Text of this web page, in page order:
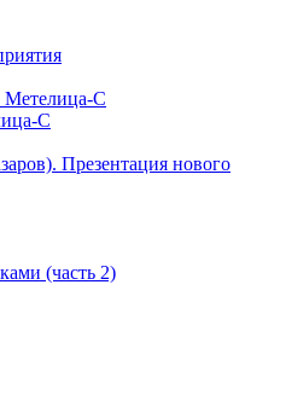
Метелица-С
С
Презентация нового
(часть 2)